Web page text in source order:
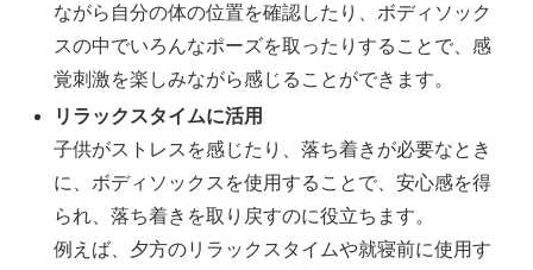
ながら自分の体の位置を確認したり、ボディソック
スの中でいろんなポーズを取ったりすることで、感
覚刺激を楽しみながら感じることができます。
リラックスタイムに活用
子供がストレスを感じたり、落ち着きが必要なとき
に、ボディソックスを使用することで、安心感を得
られ、落ち着きを取り戻すのに役立ちます。
例えば、夕方のリラックスタイムや就寝前に使用す